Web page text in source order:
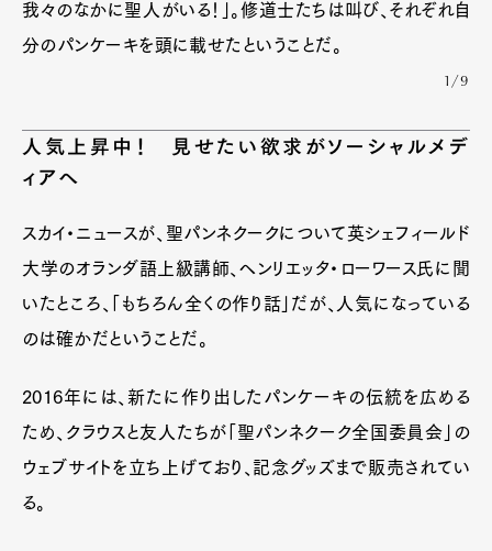
我々のなかに聖人がいる！」。修道士たちは叫び、それぞれ自
分のパンケーキを頭に載せたということだ。
1/9
人気上昇中！ 見せたい欲求がソーシャルメデ
ィアへ
スカイ・ニュースが、聖パンネクークについて英シェフィールド
大学のオランダ語上級講師、ヘンリエッタ・ローワース氏に聞
いたところ、「もちろん全くの作り話」だが、人気になっている
のは確かだということだ。
2016年には、新たに作り出したパンケーキの伝統を広める
ため、クラウスと友人たちが「聖パンネクーク全国委員会」の
ウェブサイトを立ち上げており、記念グッズまで販売されてい
る。